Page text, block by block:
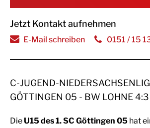
Jetzt Kontakt aufnehmen
E-Mail schreiben 0151 / 15
C-JUGEND-
GÖTTINGEN 05 - BW LOHNE 4:3
Die U15 des 1. SC Göttingen 05 hat